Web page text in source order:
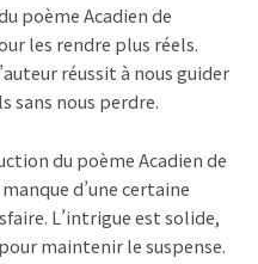
poème Acadien de
les rendre plus réels.
réussit à nous guider
sans nous perdre.
du poème Acadien de
d’une certaine
L’intrigue est solide,
maintenir le suspense.